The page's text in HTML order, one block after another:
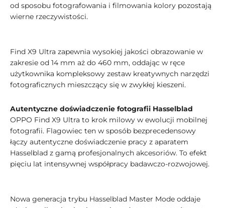
od sposobu fotografowania i filmowania kolory pozostają
wierne rzeczywistości.
Find X9 Ultra zapewnia wysokiej jakości obrazowanie w
zakresie od 14 mm aż do 460 mm, oddając w ręce
użytkownika kompleksowy zestaw kreatywnych narzędzi
fotograficznych mieszczący się w zwykłej kieszeni.
Autentyczne doświadczenie fotografii Hasselblad
OPPO Find X9 Ultra to krok milowy w ewolucji mobilnej
fotografii. Flagowiec ten w sposób bezprecedensowy
łączy autentyczne doświadczenie pracy z aparatem
Hasselblad z gamą profesjonalnych akcesoriów. To efekt
pięciu lat intensywnej współpracy badawczo-rozwojowej.
Nowa generacja trybu Hasselblad Master Mode oddaje